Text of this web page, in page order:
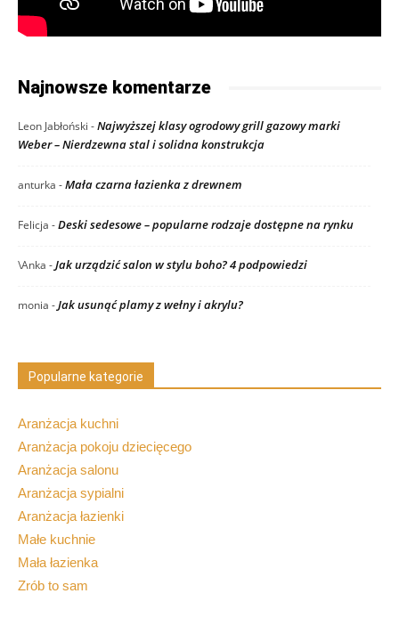
Najnowsze komentarze
Leon Jabłoński -Najwyższej klasy ogrodowy grill gazowy marki
Weber – Nierdzewna stal i solidna konstrukcja
anturka -Mała czarna łazienka z drewnem
Felicja -Deski sedesowe – popularne rodzaje dostępne na rynku
\Anka -Jak urządzić salon w stylu boho? 4 podpowiedzi
monia -Jak usunąć plamy z wełny i akrylu?
Popularne kategorie
Aranżacja kuchni
Aranżacja pokoju dziecięcego
Aranżacja salonu
Aranżacja sypialni
Aranżacja łazienki
Małe kuchnie
Mała łazienka
Zrób to sam